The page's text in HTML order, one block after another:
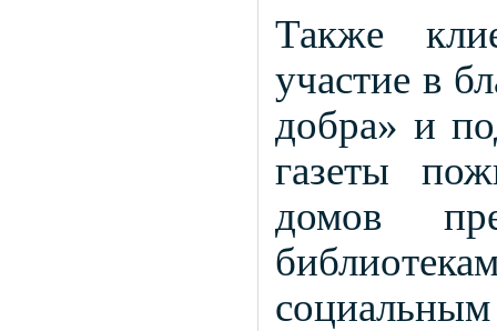
Также
участие в
добра» и
газеты
домов